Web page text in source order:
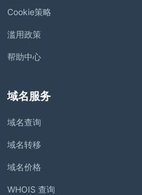
Cookie策略
滥用政策
帮助中心
域名服务
域名查询
域名转移
域名价格
WHOIS 查询